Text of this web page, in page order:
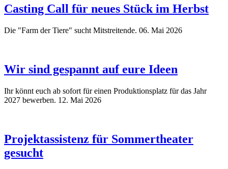
Casting Call für neues Stück im Herbst
Die "Farm der Tiere" sucht Mitstreitende. 06. Mai 2026
Wir sind gespannt auf eure Ideen
Ihr könnt euch ab sofort für einen Produktionsplatz für das Jahr
2027 bewerben. 12. Mai 2026
Projektassistenz für Sommertheater
gesucht